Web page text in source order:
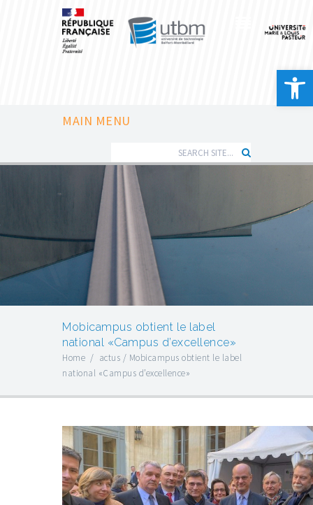
Ouvrir
MAIN MENU
Mobicampus obtient le label
national «Campus d’excellence»
Home / actus / Mobicampus obtient le label
national «Campus d’excellence»